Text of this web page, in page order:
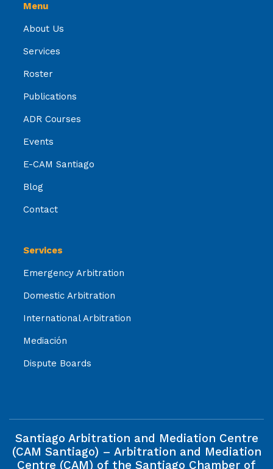
Menu
About Us
Services
Roster
Publications
ADR Courses
Events
E-CAM Santiago
Blog
Contact
Services
Emergency Arbitration
Domestic Arbitration
International Arbitration
Mediación
Dispute Boards
Santiago Arbitration and Mediation Centre
(CAM Santiago) – Arbitration and Mediation
Centre (CAM) of the Santiago Chamber of